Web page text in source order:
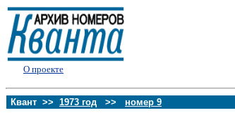
О проекте
Квант >> 1973 год >> номер 9